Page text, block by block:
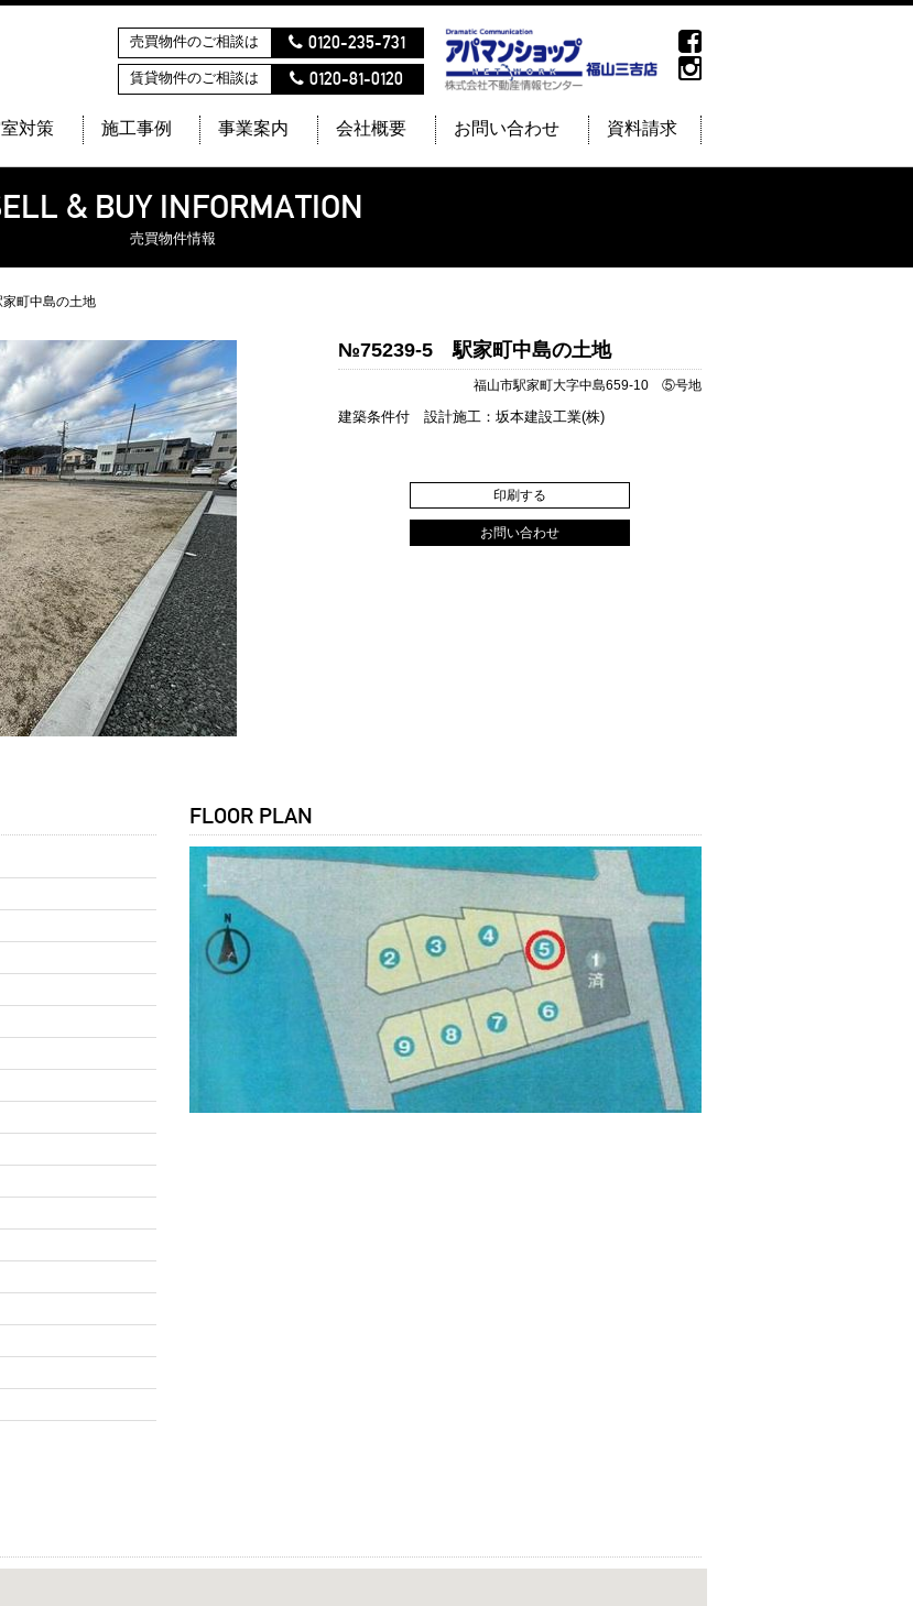
売買物件のご相談は 0120-235-731
賃貸物件のご相談は 0120-81-0120
対策 施工事例 事業案内 会社概要 お問い合わせ 資料請求
& BUY INFORMATION
売買物件情報
町中島の土地
№75239-5 駅家町中島の土地
福山市駅家町大字中島659-10 ⑤号地
建築条件付 設計施工：坂本建設工業(株)
印刷する
お問い合わせ
FLOOR PLAN